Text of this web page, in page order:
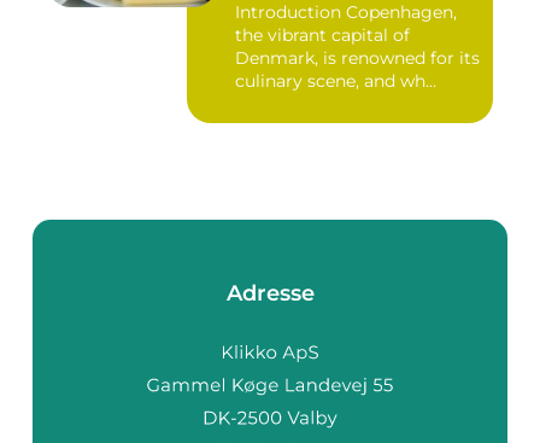
Introduction Copenhagen,
the vibrant capital of
Denmark, is renowned for its
culinary scene, and wh...
Adresse